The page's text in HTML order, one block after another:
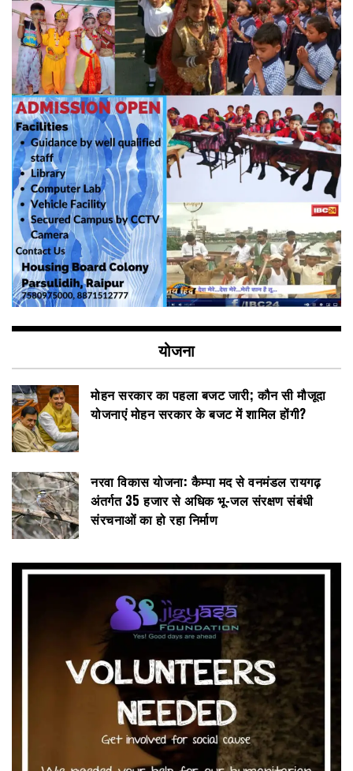
योजना
मोहन सरकार का पहला बजट जारी; कौन सी मौजूदा
योजनाएं मोहन सरकार के बजट में शामिल होंगी?
नरवा विकास योजना: कैम्पा मद से वनमंडल रायगढ़
अंतर्गत 35 हजार से अधिक भू-जल संरक्षण संबंधी
संरचनाओं का हो रहा निर्माण